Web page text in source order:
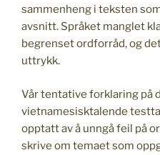
sammenheng i teksten
avsnitt. Språket manglet
begrenset ordforråd, og
uttrykk.
Vår tentative forklaring på
vietnamesisktalende
opptatt av å unngå feil på
skrive om temaet som